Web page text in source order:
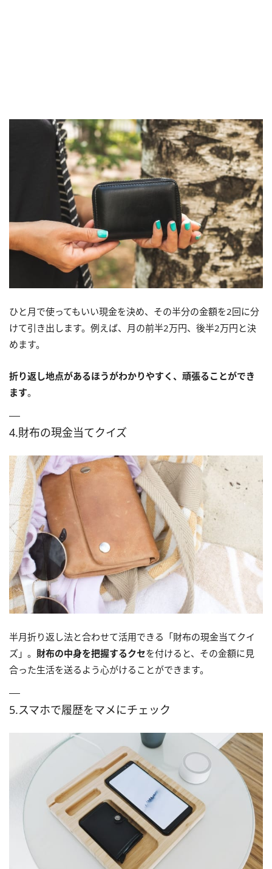
ひと月で使ってもいい現金を決め、その半分の金額を2回に分
けて引き出します。例えば、月の前半2万円、後半2万円と決
めます。
折り返し地点があるほうがわかりやすく、頑張ることができ
ます。
4.財布の現金当てクイズ
半月折り返し法と合わせて活用できる「財布の現金当てクイ
ズ」。 財布の中身を把握するクセを付けると、その金額に見
合った生活を送るよう心がけることができます。
5.スマホで履歴をマメにチェック